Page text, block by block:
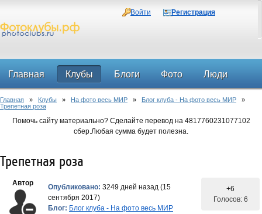
Войти Регистрация
Главная Клубы Блоги Фото Люди
Форум
Главная » Клубы » На фото весь МИР » Блог клуба - На фото весь МИР »
Трепетная роза
Помочь сайту материально? Сделайте перевод на 4817760231077102
сбер.Любая сумма будет полезна.
Трепетная роза
Автор Опубликовано: 3249 дней назад (15
сентября 2017)
Блог: Блог клуба - На фото весь МИР
+6
Голосов: 6